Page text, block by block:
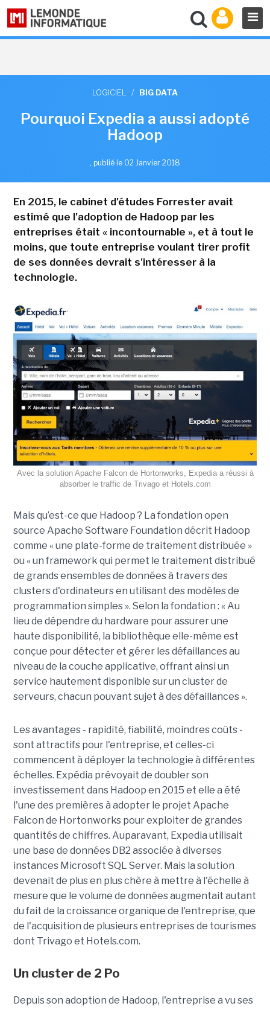
LOGICIEL / BIG DATA
Pourquoi Expedia a aussi adopté
Hadoop
, publié le 02 Janvier 2018
En 2015, le cabinet d'études Forrester avait
estimé que l'adoption de Hadoop par les
entreprises était « incontournable », et à tout le
moins, que toute entreprise voulant tirer profit
de ses données devrait s'intéresser à la
technologie.
Avec la solution Apache Falcon de Hortonworks, Expedia a réussi à
absorber le traffic de Trivago et Hotels.com
Mais qu’est-ce que Hadoop ? La fondation open
source Apache Software Foundation décrit Hadoop
comme « une plate-forme de traitement distribuée »
ou « un framework qui permet le traitement distribué
de grands ensembles de données à travers des
clusters d'ordinateurs en utilisant des modèles de
programmation simples ». Selon la fondation : « Au
lieu de dépendre du hardware pour assurer une
haute disponibilité, la bibliothèque elle-même est
conçue pour détecter et gérer les défaillances au
niveau de la couche applicative, offrant ainsi un
service hautement disponible sur un cluster de
serveurs, chacun pouvant sujet à des défaillances ».
Les avantages - rapidité, fiabilité, moindres coûts -
sont attractifs pour l'entreprise, et celles-ci
commencent à déployer la technologie à différentes
échelles. Expédia prévoyait de doubler son
investissement dans Hadoop en 2015 et elle a été
l'une des premières à adopter le projet Apache
Falcon de Hortonworks pour exploiter de grandes
quantités de chiffres. Auparavant, Expedia utilisait
une base de données DB2 associée à diverses
instances Microsoft SQL Server. Mais la solution
devenait de plus en plus chère à mettre à l'échelle à
mesure que le volume de données augmentait autant
du fait de la croissance organique de l'entreprise, que
de l'acquisition de plusieurs entreprises de tourismes
dont Trivago et Hotels.com.
Un cluster de 2 Po
Depuis son adoption de Hadoop, l'entreprise a vu ses